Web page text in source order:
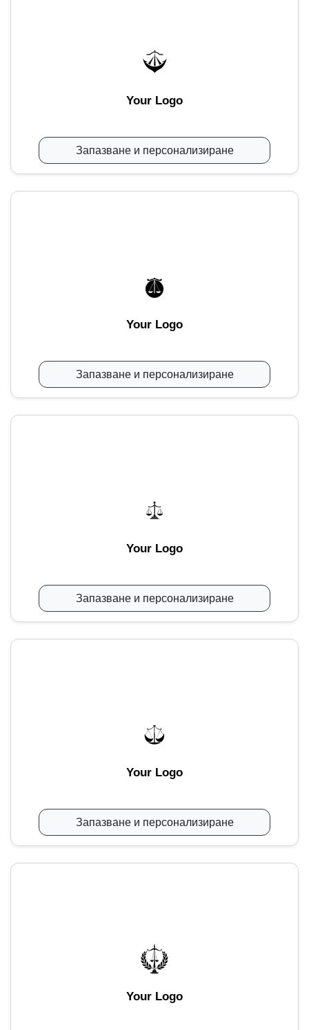
Your Logo
Запазване и персонализиране
Your Logo
Запазване и персонализиране
Your Logo
Запазване и персонализиране
Your Logo
Запазване и персонализиране
Your Logo